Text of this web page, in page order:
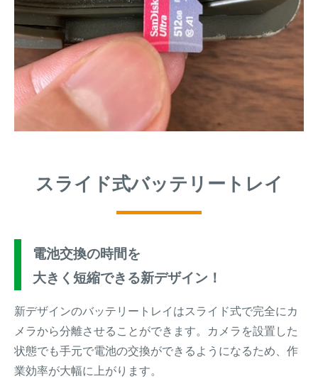
スライド式バッテリートレイ
電池交換の時間を
大きく短縮できる新デザイン！
新デザインのバッテリートレイはスライド式で完全にカ
メラから分離させることができます。カメラを設置した
状態でも手元で電池の交換ができるようになるため、作
業効率が大幅に上がります。